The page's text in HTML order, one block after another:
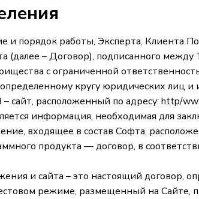
и порядок работы, Эксперта, Клиента
(далее – Договор), подписанного
с ограниченной
кругу юридических лиц
сайт, расположенный по адресу: http/
информация, необходимая для
входящее в состав Софта,
продукта — договор, в
и сайта – это настоящий договор,
режиме, размещенный на Сайте,